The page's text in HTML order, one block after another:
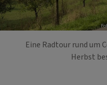
Eine Radtour rund um
Herbst